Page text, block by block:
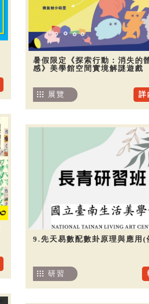
暑假限定《探索行動：消失的
感》美學館空間實境解謎遊戲
詳
展覽
9.先天易數配數卦原理與應用(
研習